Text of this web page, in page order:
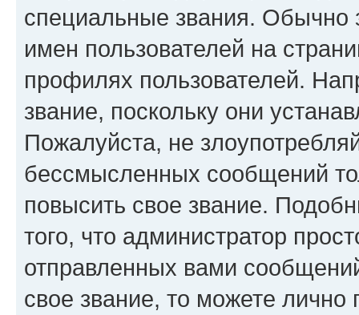
специальные звания. Обычно
имен пользователей на
профилях пользователей.
звание, поскольку они
Пожалуйста, не
бессмысленных сообщений
повысить свое звание.
того, что администратор
отправленных вами
свое звание, то можете лично